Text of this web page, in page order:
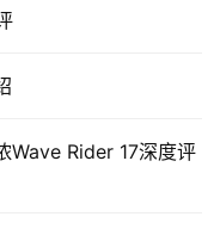
Wave Rider 17深度评